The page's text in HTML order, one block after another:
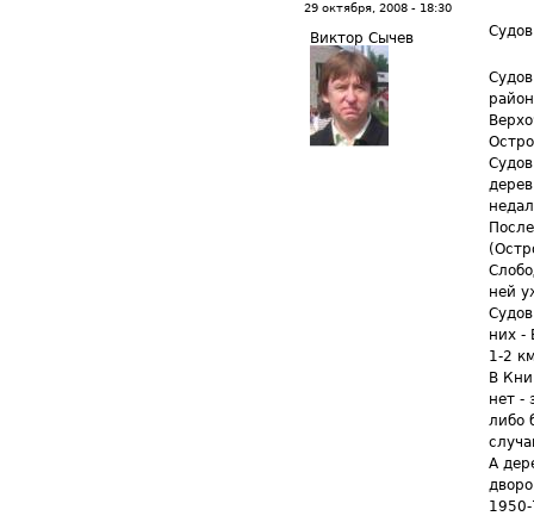
29 октября, 2008 - 18:30
Виктор Сычев
ней
них -
1-2
В
нет -
либо
А
1950-